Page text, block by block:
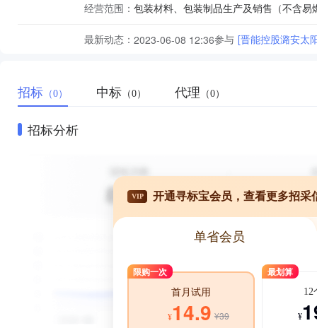
经营范围：
最新动态： 2023-06-08 12:36参与 [晋能控股潞安太
招标 （0） 中标 （0） 代理 （0）
招标分析
VIP 开通寻标宝会员，查看更多招采
单省会员
限购一次
首月试用
¥14.9 ¥39
最划算
12
¥